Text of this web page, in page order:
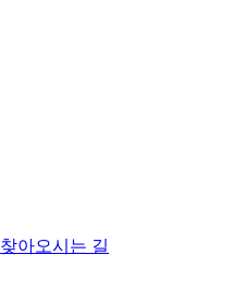
찾아오시는 길